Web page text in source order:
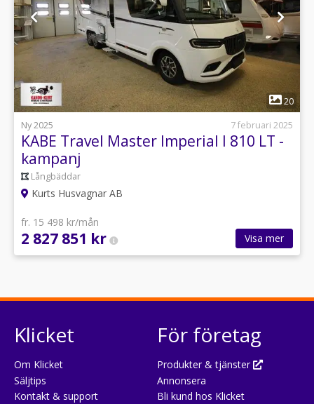
1
20
Ny 2025
7 februari 2025
KABE Travel Master Imperial I 810 LT -
kampanj
Långbäddar
Kurts Husvagnar AB
fr. 15 498 kr/mån
2 827 851 kr Visa mer
Klicket
Om Klicket
Säljtips
Kontakt & support
För företag
Produkter & tjänster
Annonsera
Bli kund hos Klicket